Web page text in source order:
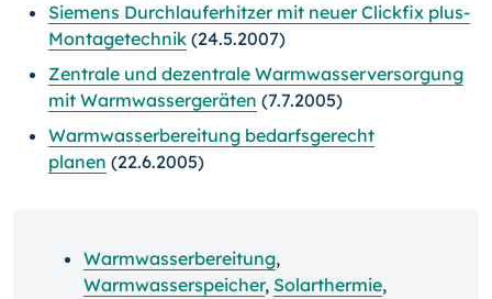
Siemens Durchlauferhitzer mit neuer Clickfix plus-
Montagetechnik (24.5.2007)
Zentrale und dezentrale Warmwasserversorgung
mit Warmwassergeräten (7.7.2005)
Warmwasserbereitung bedarfsgerecht
planen (22.6.2005)
Warmwasserbereitung,
Warmwasserspeicher, Solarthermie,